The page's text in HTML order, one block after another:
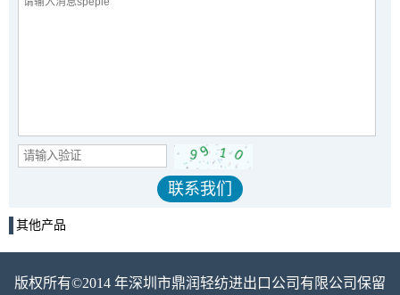
其他产品
版权所有©2014 年深圳市鼎润轻纺进出口公司有限公司保留